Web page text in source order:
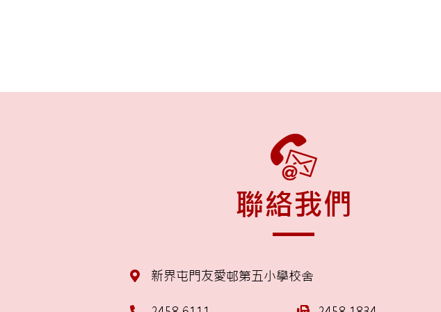
聯絡我們
新界屯門友愛邨第五小學校舍